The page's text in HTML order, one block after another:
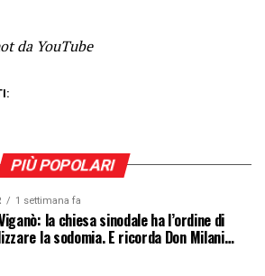
da YouTube
PIÙ POPOLARI
1 settimana fa
la chiesa sinodale ha l’ordine di
la sodomia. E ricorda Don Milani…